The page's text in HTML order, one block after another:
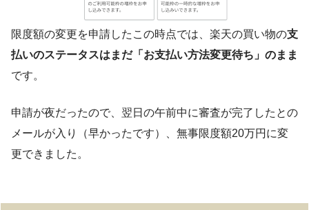
限度額の変更を申請したこの時点では、楽天の買い物の支
払いのステータスはまだ「お支払い方法変更待ち」のまま
です。
申請が夜だったので、翌日の午前中に審査が完了したとの
メールが入り（早かったです）、無事限度額20万円に変
更できました。